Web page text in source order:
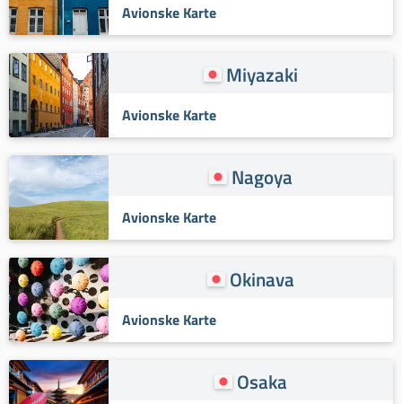
Avionske Karte
Miyazaki
Avionske Karte
Nagoya
Avionske Karte
Okinava
Avionske Karte
Osaka